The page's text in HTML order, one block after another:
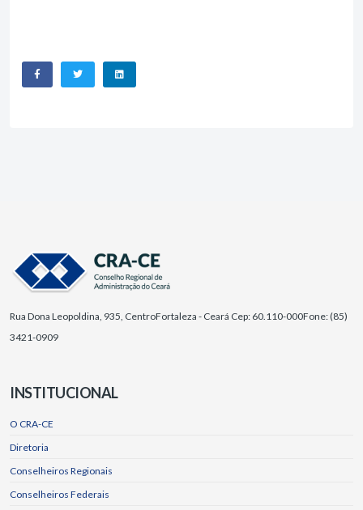
Rua Dona Leopoldina, 935, CentroFortaleza - Ceará Cep: 60.110-000Fone: (85)
3421-0909
INSTITUCIONAL
O CRA-CE
Diretoria
Conselheiros Regionais
Conselheiros Federais